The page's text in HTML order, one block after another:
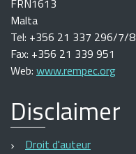
FRN1613
Malta
Tel: +356 21 337 296/7/8
Fax: +356 21 339 951
Web: www.rempec.org
Disclaimer
Droit d'auteur